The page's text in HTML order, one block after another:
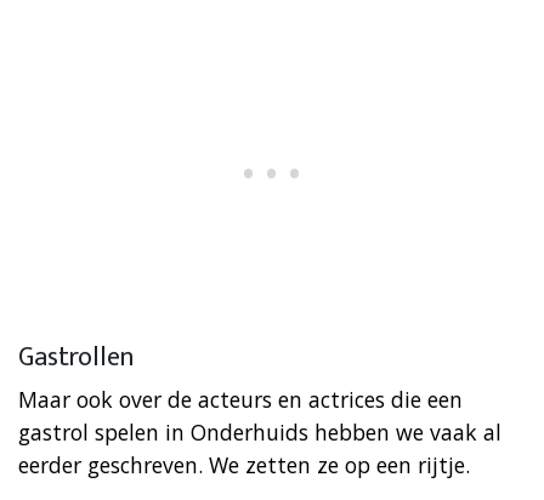
Gastrollen
Maar ook over de acteurs en actrices die een
gastrol spelen in Onderhuids hebben we vaak al
eerder geschreven. We zetten ze op een rijtje.